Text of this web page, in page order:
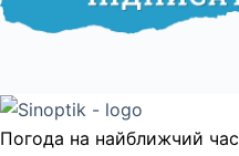
Погода на найближчий час